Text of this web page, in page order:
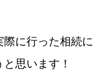
際に行った相続に
思います！